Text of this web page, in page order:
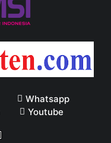
Whatsapp
Youtube